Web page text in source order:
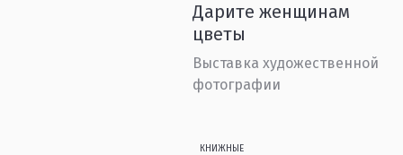
Дарите женщинам
цветы
Выставка художественной
фотографии
КНИЖНЫЕ